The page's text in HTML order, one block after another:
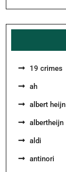
19 crimes
ah
albert heijn
albertheijn
aldi
antinori